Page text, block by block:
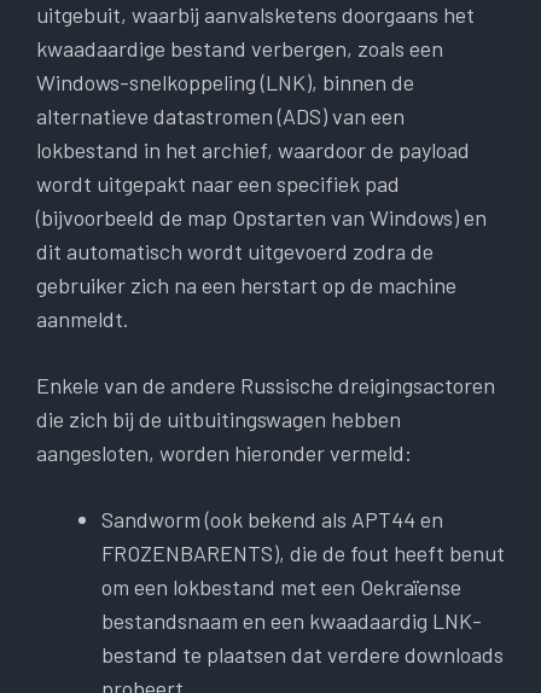
uitgebuit, waarbij aanvalsketens doorgaans het
kwaadaardige bestand verbergen, zoals een
Windows-snelkoppeling (LNK), binnen de
alternatieve datastromen (ADS) van een
lokbestand in het archief, waardoor de payload
wordt uitgepakt naar een specifiek pad
(bijvoorbeeld de map Opstarten van Windows) en
dit automatisch wordt uitgevoerd zodra de
gebruiker zich na een herstart op de machine
aanmeldt.
Enkele van de andere Russische dreigingsactoren
die zich bij de uitbuitingswagen hebben
aangesloten, worden hieronder vermeld:
Sandworm (ook bekend als APT44 en
FROZENBARENTS), die de fout heeft benut
om een ​​lokbestand met een Oekraïense
bestandsnaam en een kwaadaardig LNK-
bestand te plaatsen dat verdere downloads